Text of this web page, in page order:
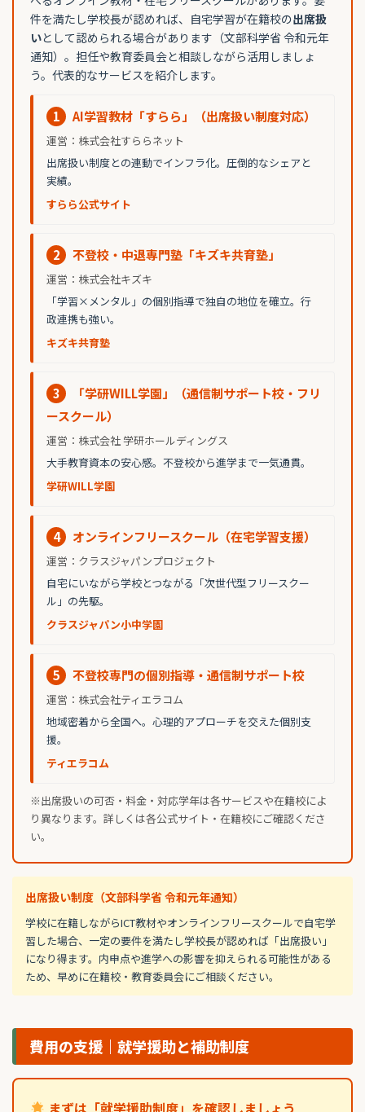
件を満たし学校長が認めれば、自宅学習が在籍校の出席扱
いとして認められる場合があります（文部科学省 令和元年
通知）。担任や教育委員会と相談しながら活用しましょ
う。代表的なサービスを紹介します。
1 AI学習教材「すらら」（出席扱い制度対応）
運営：株式会社すららネット
出席扱い制度との連動でインフラ化。圧倒的なシェアと
実績。
すらら公式サイト
2 不登校・中退専門塾「キズキ共育塾」
運営：株式会社キズキ
「学習×メンタル」の個別指導で独自の地位を確立。行
政連携も強い。
キズキ共育塾
3
「学研WILL学園」（通信制サポート校・フリ
ースクール）
運営：株式会社 学研ホールディングス
大手教育資本の安心感。不登校から進学まで一気通貫。
学研WILL学園
4 オンラインフリースクール（在宅学習支援）
運営：クラスジャパンプロジェクト
自宅にいながら学校とつながる「次世代型フリースクー
ル」の先駆。
クラスジャパン小中学園
5 不登校専門の個別指導・通信制サポート校
運営：株式会社ティエラコム
地域密着から全国へ。心理的アプローチを交えた個別支
援。
ティエラコム
※出席扱いの可否・料金・対応学年は各サービスや在籍校によ
り異なります。詳しくは各公式サイト・在籍校にご確認くださ
い。
出席扱い制度（文部科学省 令和元年通知）
学校に在籍しながらICT教材やオンラインフリースクールで自宅学
習した場合、一定の要件を満たし学校長が認めれば「出席扱い」
になり得ます。内申点や進学への影響を抑えられる可能性がある
ため、早めに在籍校・教育委員会にご相談ください。
費用の支援｜就学援助と補助制度
まずは「就学援助制度」を確認しましょう